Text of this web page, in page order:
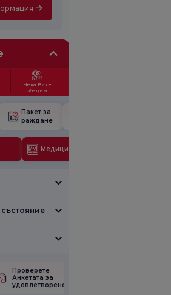
Нека Ви се
обадим
Пакет за
раждане
Медицински технологии
Проверете
Анкетата за
удовлетвореност.